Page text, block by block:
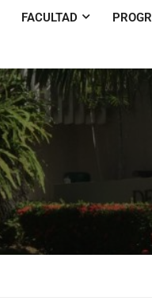
FACULTAD